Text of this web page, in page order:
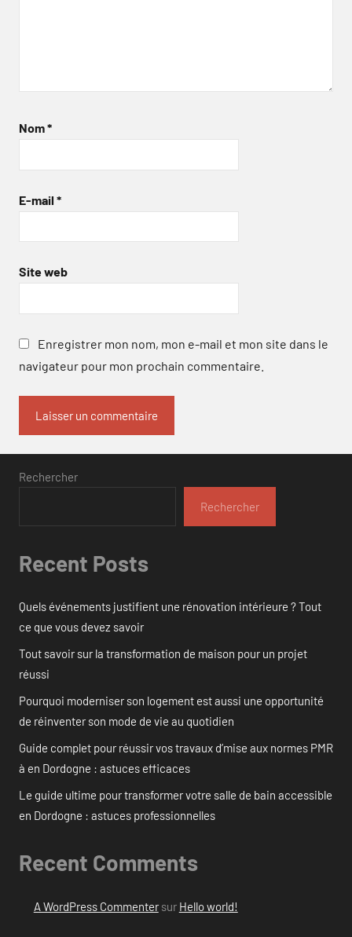
Nom*
E-mail *
Site web
Enregistrer mon nom, mon e-mail et mon site dans le
navigateur pour mon prochain commentaire.
Rechercher
Rechercher
Recent Posts
Quels événements justifient une rénovation intérieure ? Tout
ce que vous devez savoir
Tout savoir sur la transformation de maison pour un projet
réussi
Pourquoi moderniser son logement est aussi une opportunité
de réinventer son mode de vie au quotidien
Guide complet pour réussir vos travaux d’mise aux normes PMR
à en Dordogne : astuces efficaces
Le guide ultime pour transformer votre salle de bain accessible
en Dordogne : astuces professionnelles
Recent Comments
A WordPress Commentersur Hello world!